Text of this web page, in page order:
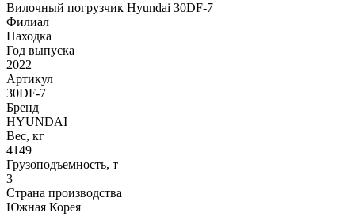
Вилочный погрузчик Hyundai 30DF-7
Филиал
Находка
Год выпуска
2022
Артикул
30DF-7
Бренд
HYUNDAI
Вес, кг
4149
Грузоподъемность, т
3
Страна производства
Южная Корея